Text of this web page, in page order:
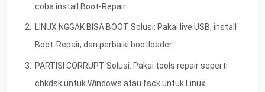
coba install Boot-Repair.
LINUX NGGAK BISA BOOT Solusi: Pakai live USB, install
Boot-Repair, dan perbaiki bootloader.
PARTISI CORRUPT Solusi: Pakai tools repair seperti
chkdsk untuk Windows atau fsck untuk Linux.